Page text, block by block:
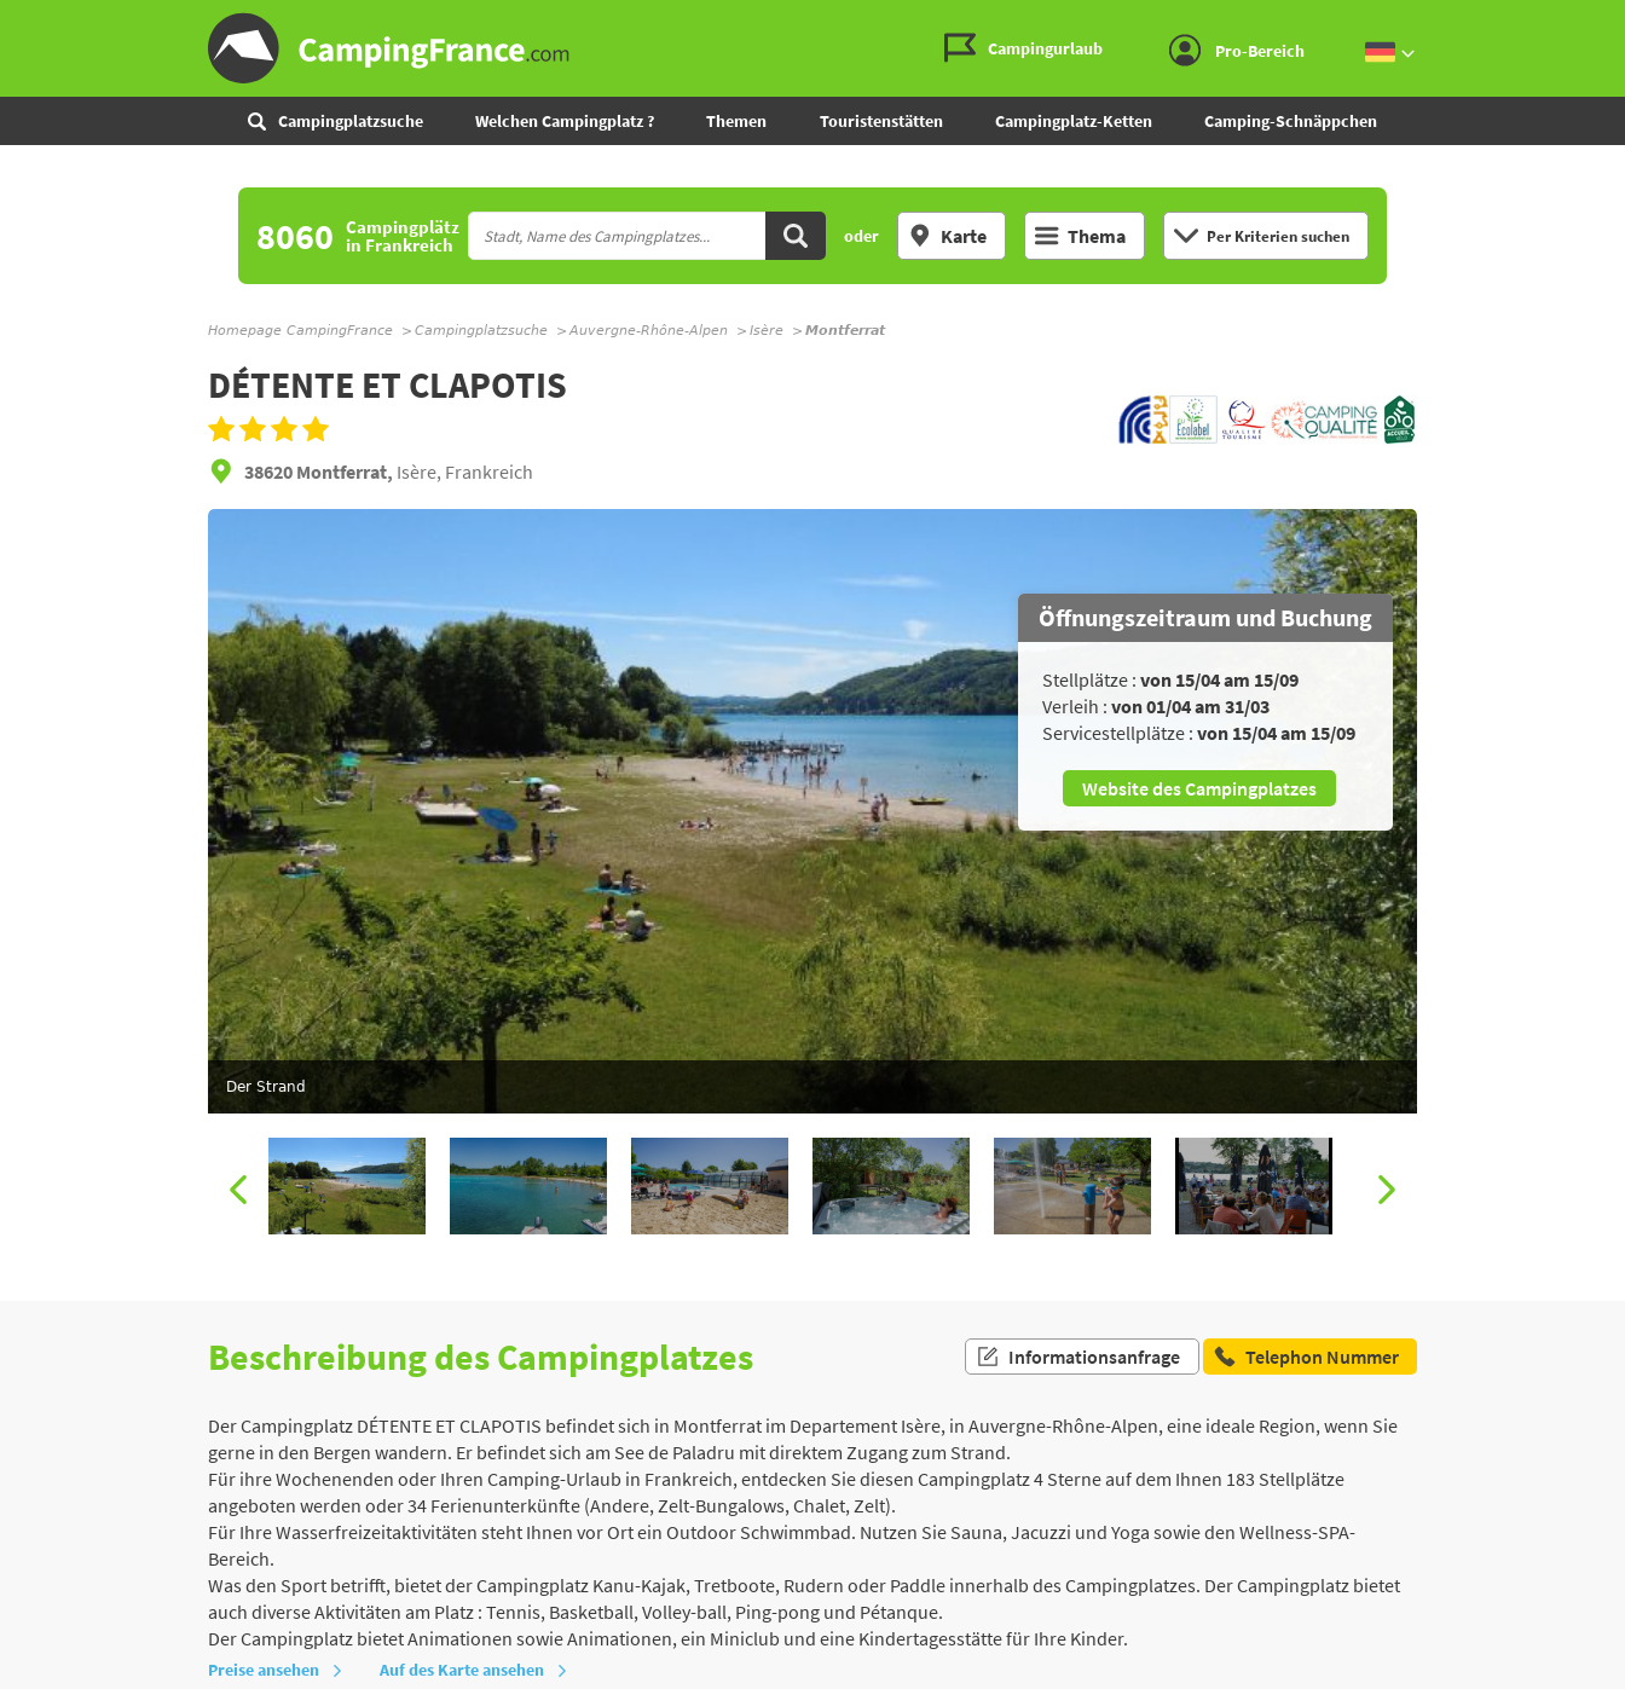
Campingurlaub Pro-Bereich
Campingplatzsuche Welchen Campingplatz ? Themen Touristenstätten Campingplatz-Ketten Camping-Schnäppchen
8060 Campingplätz
in Frankreich oder Karte Thema Per Kriterien suchen
Homepage CampingFrance Campingplatzsuche Auvergne-Rhône-Alpen Isère Montferrat
DÉTENTE ET CLAPOTIS
38620 Montferrat, Isère, Frankreich
Der Strand
Öffnungszeitraum und Buchung
Stellplätze : von 15/04 am 15/09
Verleih : von 01/04 am 31/03
Servicestellplätze : von 15/04 am 15/09
Website des Campingplatzes
Beschreibung des Campingplatzes Informationsanfrage Telephon Nummer
Der Campingplatz DÉTENTE ET CLAPOTIS befindet sich in Montferrat im Departement Isère, in Auvergne-Rhône-Alpen, eine ideale Region, wenn Sie
gerne in den Bergen wandern. Er befindet sich am See de Paladru mit direktem Zugang zum Strand.
Für ihre Wochenenden oder Ihren Camping-Urlaub in Frankreich, entdecken Sie diesen Campingplatz 4 Sterne auf dem Ihnen 183 Stellplätze
angeboten werden oder 34 Ferienunterkünfte (Andere, Zelt-Bungalows, Chalet, Zelt).
Für Ihre Wasserfreizeitaktivitäten steht Ihnen vor Ort ein Outdoor Schwimmbad. Nutzen Sie Sauna, Jacuzzi und Yoga sowie den Wellness-SPA-
Bereich.
Was den Sport betrifft, bietet der Campingplatz Kanu-Kajak, Tretboote, Rudern oder Paddle innerhalb des Campingplatzes. Der Campingplatz bietet
auch diverse Aktivitäten am Platz : Tennis, Basketball, Volley-ball, Ping-pong und Pétanque.
Der Campingplatz bietet Animationen sowie Animationen, ein Miniclub und eine Kindertagesstätte für Ihre Kinder.
Preise ansehen Auf des Karte ansehen